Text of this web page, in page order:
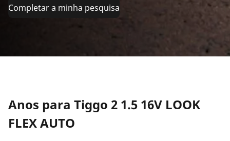
Completar a minha pesquisa
Anos para Tiggo 2 1.5 16V LOOK
FLEX AUTO